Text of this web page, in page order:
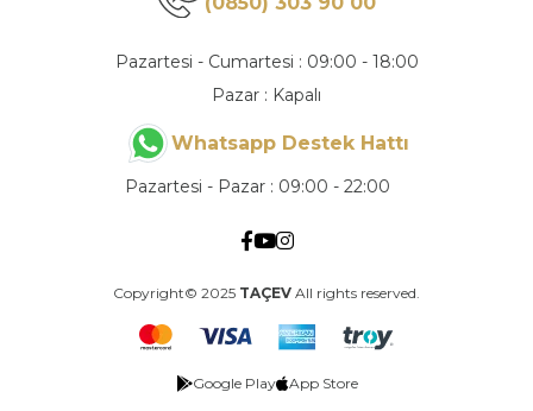
Pazartesi - Cumartesi : 09:00 - 18:00
Pazar : Kapalı
Whatsapp Destek Hattı
Pazartesi - Pazar : 09:00 - 22:00
Copyright© 2025 TAÇEV All rights reserved.
Google Play App Store